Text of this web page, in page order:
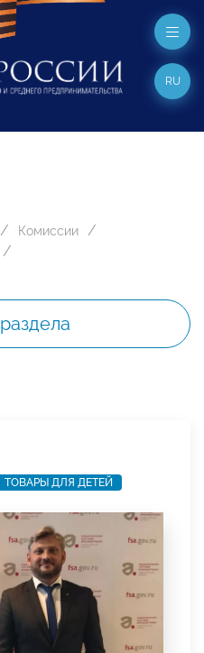
RU
Комиссии
ТОВАРЫ ДЛЯ ДЕТЕЙ